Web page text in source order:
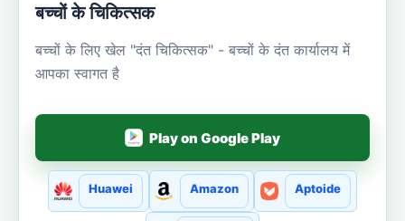
बच्चों के चिकित्सक
बच्चों के लिए खेल "दंत चिकित्सक" - बच्चों के दंत कार्यालय में
आपका स्वागत है
Play on Google Play
Huawei Amazon Aptoide